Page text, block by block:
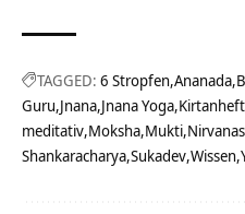
TAGGED: 6 Stropfen Ananada
Guru Jnana Jnana Yoga Kirtanheft
meditativ Moksha Mukti
Shankaracharya Sukadev Wissen